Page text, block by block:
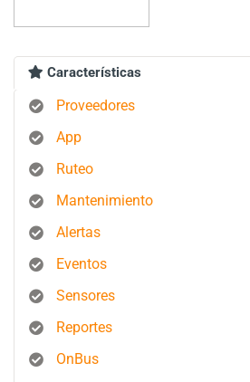
Características
Proveedores
App
Ruteo
Mantenimiento
Alertas
Eventos
Sensores
Reportes
OnBus